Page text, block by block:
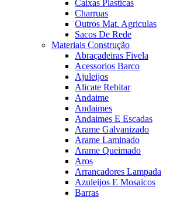
Caixas Plasticas
Charruas
Outros Mat. Agriculas
Sacos De Rede
Materiais Construção
Abraçadeiras Fivela
Acessorios Barco
Ajuleijos
Alicate Rebitar
Andaime
Andaimes
Andaimes E Escadas
Arame Galvanizado
Arame Laminado
Arame Queimado
Aros
Arrancadores Lampada
Azuleijos E Mosaicos
Barras